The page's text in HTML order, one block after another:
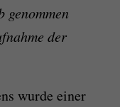
genommen
der
wurde einer